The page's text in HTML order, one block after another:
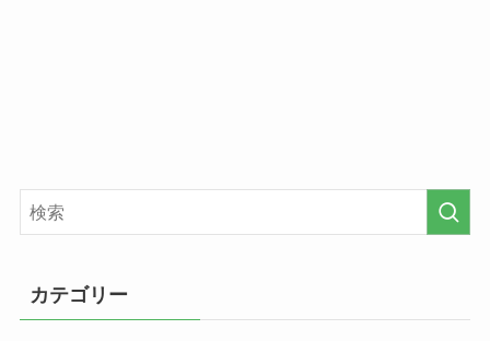
カテゴリー